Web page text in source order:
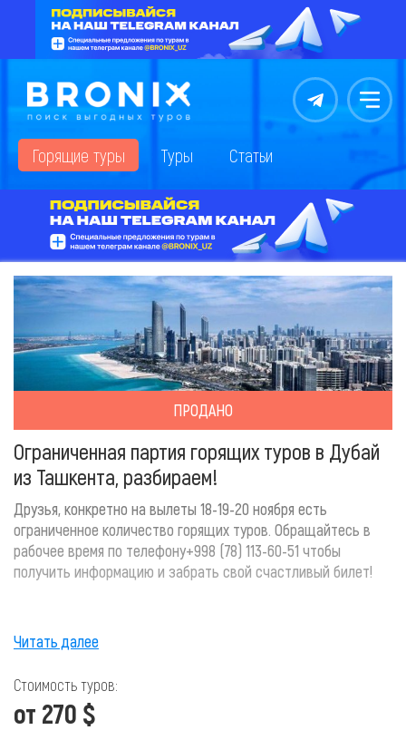
Контакты Меню
Горящие туры Туры Статьи
ПРОДАНО
Ограниченная партия горящих туров в Дубай
из Ташкента, разбираем!
Друзья, конкретно на вылеты 18-19-20 ноября есть
ограниченное количество горящих туров. Обращайтесь в
рабочее время по телефону+998 (78) 113-60-51 чтобы
получить информацию и забрать свой счастливый билет!
Читать далее
Стоимость туров:
от 270 $